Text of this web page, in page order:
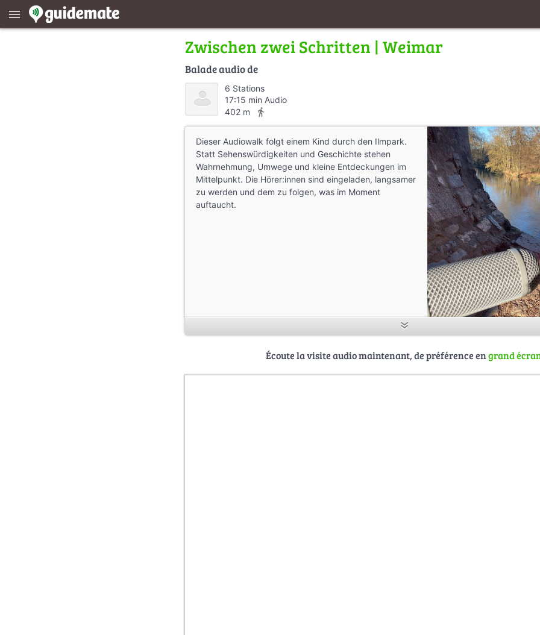
menu
Zwischen zwei Schritten | Weimar
Balade audio de
6 Stations
17:15 min Audio
402 m
directions_walk
Dieser Audiowalk folgt einem Kind durch den Ilmpark.
Statt Sehenswürdigkeiten und Geschichte stehen
Wahrnehmung, Umwege und kleine Entdeckungen im
Mittelpunkt. Die Hörer:innen sind eingeladen, langsamer
zu werden und dem zu folgen, was im Moment
auftaucht.
Écoute la visite audio maintenant, de préférence engrand